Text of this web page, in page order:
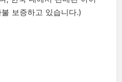
보증하고 있습니다.)